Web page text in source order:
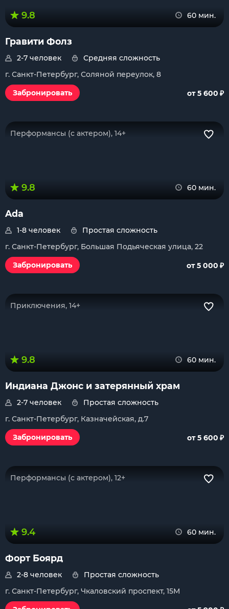
9.8 60 мин.
Гравити Фолз
2-7 человек
Средняя сложность
г. Санкт-Петербург, Соляной переулок, 8
Забронировать
от 5 600 ₽
Перформансы (с актером), 14+
9.8 60 мин.
Ada
1-8 человек
Простая сложность
г. Санкт-Петербург, Большая Подьяческая улица, 22
Забронировать
от 5 000 ₽
Приключения, 14+
9.8 60 мин.
Индиана Джонс и затерянный храм
2-7 человек
Простая сложность
г. Санкт-Петербург, Казначейская, д.7
Забронировать
от 5 600 ₽
Перформансы (с актером), 12+
9.4 60 мин.
Форт Боярд
2-8 человек
Простая сложность
г. Санкт-Петербург, Чкаловский проспект, 15М